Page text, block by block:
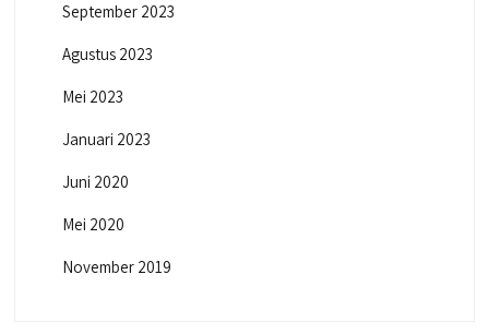
September 2023
Agustus 2023
Mei 2023
Januari 2023
Juni 2020
Mei 2020
November 2019